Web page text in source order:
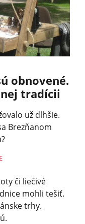
obnovené.
tradícii
už dlhšie.
Brezňanom
či liečivé
mohli tešiť.
trhy.